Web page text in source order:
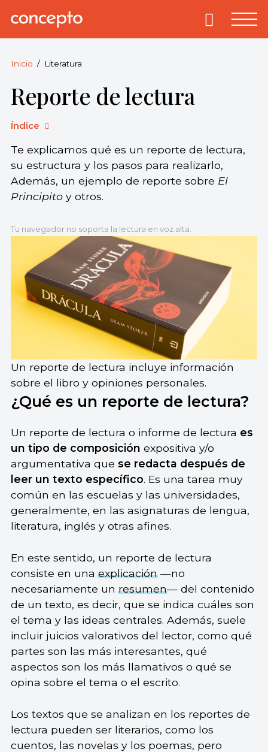
Concepto.
derechos
reservados.
Primary
Inicio Literatura
Reporte de lectura
Índice
Te explicamos qué es un reporte de lectura,
su estructura y los pasos para realizarlo,
Además, un ejemplo de reporte sobre El
Principitoy otros.
Tu navegador no soporta la lectura en voz alta.
Un reporte de lectura incluye información
sobre el libro y opiniones personales.
¿Qué es un reporte de lectura?
Un reporte de lectura o informe de lectura es
un tipo de composición expositiva y/o
argumentativa que se redacta después de
leer un texto específico. Es una tarea muy
común en las escuelas y las universidades,
generalmente, en las asignaturas de lengua,
literatura, inglés y otras afines.
En este sentido, un reporte de lectura
consiste en unaexplicación—no
necesariamente unresumen— del contenido
de un texto, es decir, que se indica cuáles son
el tema y las ideas centrales. Además, suele
incluir juicios valorativos del lector, como qué
partes son las más interesantes, qué
aspectos son los más llamativos o qué se
opina sobre el tema o el escrito.
Los textos que se analizan en los reportes de
lectura pueden ser literarios, como los
cuentos, las novelas y los poemas, pero